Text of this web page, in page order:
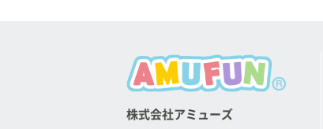
株式会社アミューズ